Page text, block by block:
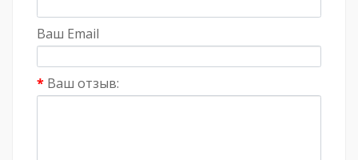
Ваш Email
Ваш отзыв: